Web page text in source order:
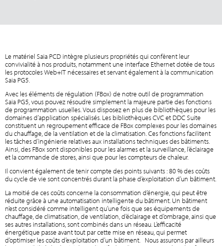
Le matériel Saia PCD intègre plusieurs propriétés qui confèrent leur
convivialité à nos produits, notamment une interface Ethernet dotée de tous
les protocoles Web+IT nécessaires et servant également à la communication
Saia PG5.
Avec les éléments de régulation (FBox) de notre outil de programmation
Saia PG5, vous pouvez résoudre simplement la majeure partie des fonctions
de programmation usuelles. Vous disposez en plus de bibliothèques pour les
domaines d’application spécialisés. Les bibliothèques CVC et DDC Suite
constituent un regroupement efficace de FBox complexes pour les domaines
du chauffage, de la ventilation et de la climatisation. Ces fonctions facilitent
les tâches d’ingénierie relatives aux installations techniques des bâtiments.
Ainsi, des FBox sont disponibles pour les alarmes et la surveillance, l’éclairage
et la commande de stores, ainsi que pour les compteurs de chaleur.
Il convient également de tenir compte des points suivants : 80 % des coûts
du cycle de vie sont concentrés durant la phase d’exploitation d’un bâtiment.
La moitié de ces coûts concerne la consommation d’énergie, qui peut être
réduite grâce à une automatisation intelligente du bâtiment. Un bâtiment
n’est considéré comme intelligent qu’une fois que ses équipements de
chauffage, de climatisation, de ventilation, d’éclairage et d’ombrage, ainsi que
ses autres installations, sont combinés dans un réseau. L’efficacité
énergétique passe avant tout par cette mise en réseau, qui permet
d’optimiser les coûts d’exploitation d’un bâtiment. Nous assurons par ailleurs